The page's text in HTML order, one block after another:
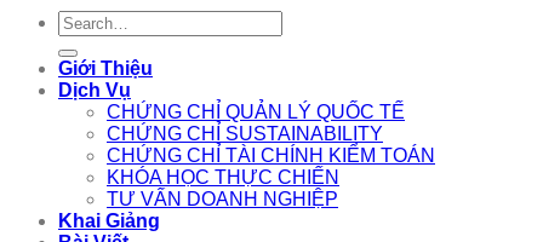
Search
for:
Giới Thiệu
Dịch Vụ
CHỨNG CHỈ QUẢN LÝ QUỐC TẾ
CHỨNG CHỈ SUSTAINABILITY
CHỨNG CHỈ TÀI CHÍNH KIỂM TOÁN
KHÓA HỌC THỰC CHIẾN
TƯ VẤN DOANH NGHIỆP
Khai Giảng